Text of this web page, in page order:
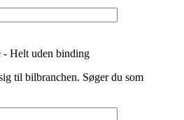
- Helt uden binding
til bilbranchen. Søger du som